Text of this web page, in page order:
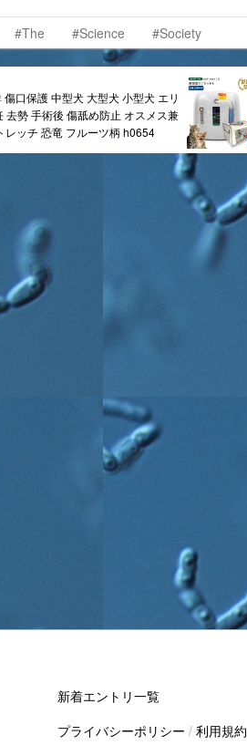
#The #Science #Society
口保護 中型犬 大型犬 小型犬 エリ
去勢 手術後 傷舐め防止 オスメス兼
レッチ 恐竜 フルーツ柄 h0654
新着エントリ一覧
プライバシーポリシー / 利用規約